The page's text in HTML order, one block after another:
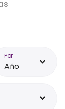
Por
Año